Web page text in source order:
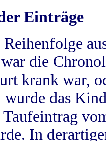
Einträge
die
krank war,
wurde das
Taufeintrag
In